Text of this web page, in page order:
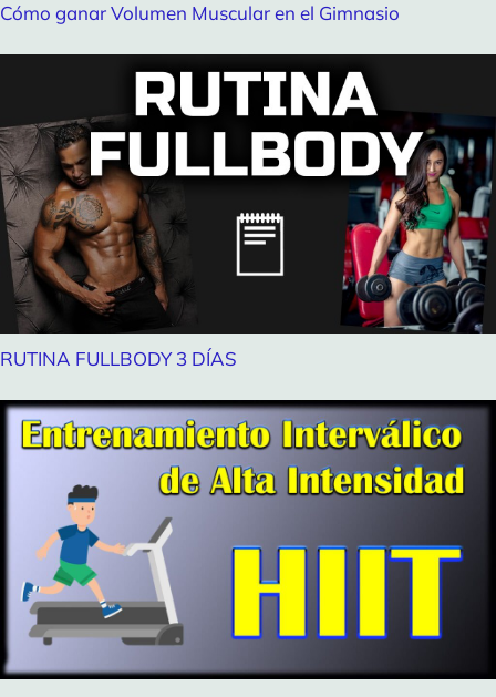
Cómo ganar Volumen Muscular en el Gimnasio
RUTINA FULLBODY 3 DÍAS